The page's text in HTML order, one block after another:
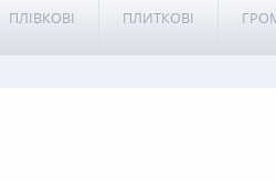
ПЛІВКОВІ ПЛИТКОВІ